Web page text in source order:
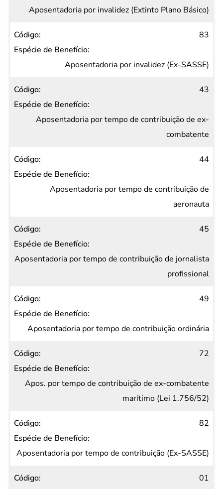
Aposentadoria por invalidez (Extinto Plano Básico)
83
Aposentadoria por invalidez (Ex-SASSE)
43
Aposentadoria por tempo de contribuição de ex-
combatente
44
Aposentadoria por tempo de contribuição de
aeronauta
45
Aposentadoria por tempo de contribuição de jornalista
profissional
49
Aposentadoria por tempo de contribuição ordinária
72
Apos. por tempo de contribuição de ex-combatente
marítimo (Lei 1.756/52)
82
Aposentadoria por tempo de contribuição (Ex-SASSE)
01